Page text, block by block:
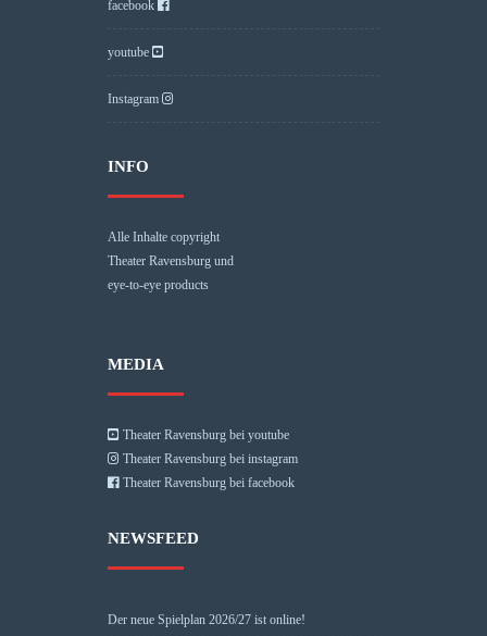
facebook
youtube
Instagram
INFO
Alle Inhalte copyright
Theater Ravensburg und
eye-to-eye products
MEDIA
Theater Ravensburg bei youtube
Theater Ravensburg bei instagram
Theater Ravensburg bei facebook
NEWSFEED
Der neue Spielplan 2026/27 ist online!